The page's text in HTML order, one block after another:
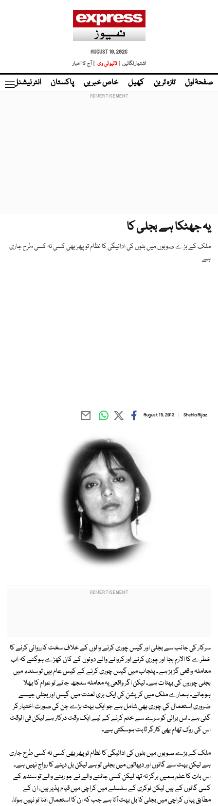
AUGUST 10, 2026
اشتہار لگائیں |
لائیو ٹی وی | آج کا اخبار
صفحۂ اول تازہ ترین کھیل خاص خبریں پاکستان انٹر نیشنل
یہ جھٹکا ہے بجلی کا
ملک کے بڑے صوبوں میں بلوں کی ادائیگی کا نظام تو پھر بھی کسی نہ کسی طرح جاری
ہے
Shehla Aijaz
August 15, 2013
سرکار کی جانب سے بجلی اور گیس چوری کرنے والوں کے خلاف سخت کارروائی کرنے کا
خطرے کا الارم بجا اور چوری کرنے اور کروانے والے دونوں کے کان کھڑے ہوگئے کہ اب
معاملہ واقعی گڑ بڑ ہے۔ پنجاب میں گیس چوری کرنے کے کیس عام ہیں تو سندھ میں
بجلی چوروں کی بہتات ہے۔ لیکن اگر واقعی یہ معاملہ سلجھ جائے تو عوام کا بھلا
ہوجائے۔ ہمارے ملک میں کرپشن کی ایک بری لعنت میں گیس اور بجلی جیسے
ضروری استعمال کی چوری بھی شامل ہے جو ایک بہت بڑے جن کی صورت اختیار کر
گئی ہے۔ اس برائی کو سرے سے ختم کرنے کے لیے ایک وقت درکار ہے لیکن فی الوقت
اس کی روک تھام بھی کارگر ثابت ہوسکتی ہے۔
ملک کے بڑے صوبوں میں بلوں کی ادائیگی کا نظام تو پھر بھی کسی نہ کسی طرح جاری
ہے لیکن بہت سے گائوں اور دیہاتوں میں بجلی تو ہے لیکن بل دینے کا رواج نہیں ہے۔
اس بات کا علم ہمیں ہرگز نہ تھا لیکن کسی جاننے والے نے جو رہنے والے تو سندھ کے
کسی گائوں کے ہیں لیکن نوکری کے سلسلے میں کراچی میں قیام پذیر ہیں، ان کے
مطابق یہاں کراچی میں بجلی کا بل بہت آتا ہے جب کہ ان کا استعمال اتنا تو نہیں ہوتا،